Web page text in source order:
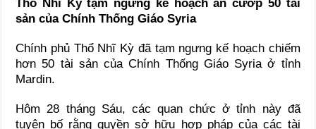
Thổ Nhĩ Kỳ tạm ngưng kế hoạch ăn cướp 50 tài
sản của Chính Thống Giáo Syria
Chính phủ Thổ Nhĩ Kỳ đã tạm ngưng kế hoạch chiếm
hơn 50 tài sản của Chính Thống Giáo Syria ở tỉnh
Mardin.
Hôm 28 tháng Sáu, các quan chức ở tỉnh này đã
tuyên bố rằng quyền sở hữu hợp pháp của các tài